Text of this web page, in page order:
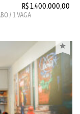
R$ 1.400.000,00
/ 1 VAGA